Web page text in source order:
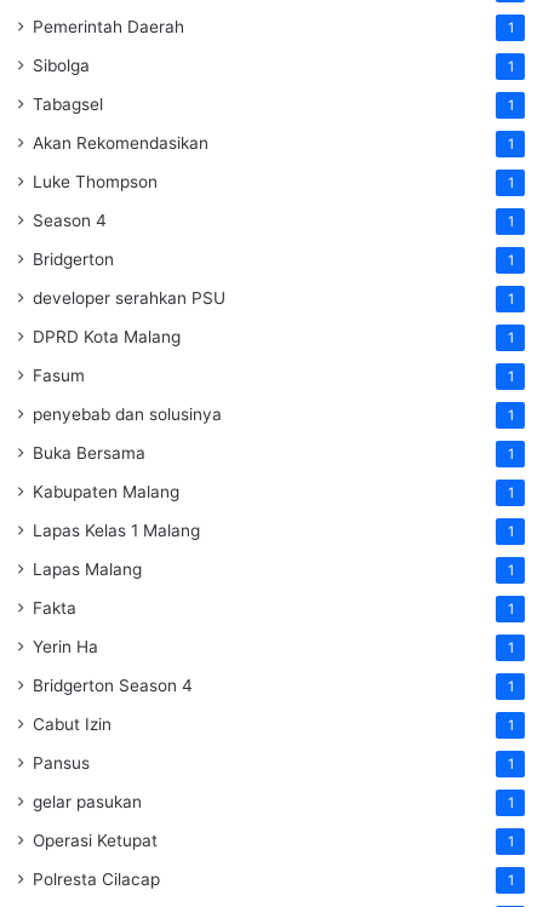
Pemerintah Daerah 1
Sibolga 1
Tabagsel 1
Akan Rekomendasikan 1
Luke Thompson 1
Season 4 1
Bridgerton 1
developer serahkan PSU 1
DPRD Kota Malang 1
Fasum 1
penyebab dan solusinya 1
Buka Bersama 1
Kabupaten Malang 1
Lapas Kelas 1 Malang 1
Lapas Malang 1
Fakta 1
Yerin Ha 1
Bridgerton Season 4 1
Cabut Izin 1
Pansus 1
gelar pasukan 1
Operasi Ketupat 1
Polresta Cilacap 1